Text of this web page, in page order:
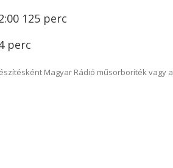
125 perc
perc
Magyar Rádió műsorboríték vagy a